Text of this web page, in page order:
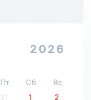
2026
Пт Сб
Вс
31 1
2